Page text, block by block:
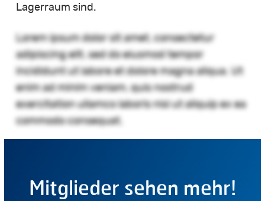
Lagerraum sind.
Lorem ipsum dolor sit amet, consectetur
adipiscing elit, sed do eiusmod tempor
incididunt ut labore et dolore magna aliqua. Ut
enim ad minim veniam, quis nostrud
exercitation ullamco laboris nisi ut aliquip ex ea
commodo consequat.
Mitglieder sehen mehr!